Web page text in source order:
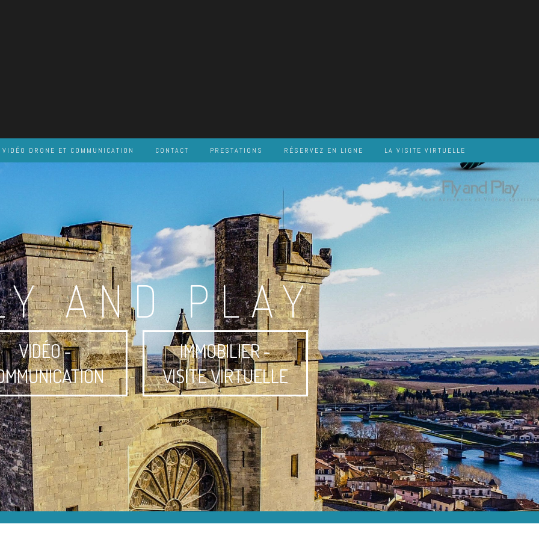
VIDÉO DRONE ET COMMUNICATION CONTACT PRESTATIONS RÉSERVEZ EN LIGNE LA VISITE VIRTUELLE
AND PLAY
VIDÉO -
IMMOBILIER -
VISITE VIRTUELLE